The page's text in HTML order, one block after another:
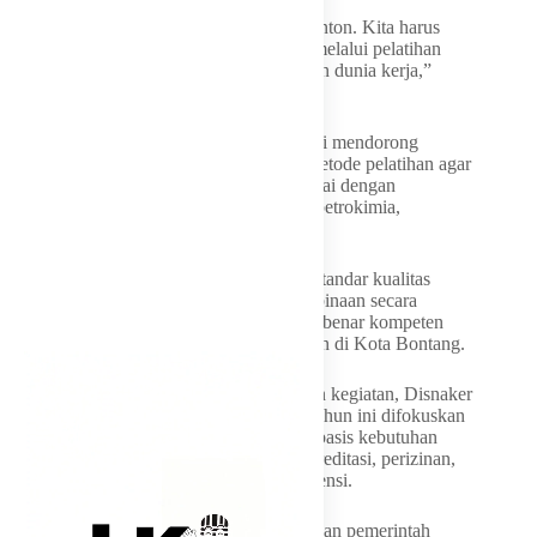
“Bontang tidak boleh hanya menjadi penonton. Kita harus
memastikan SDM lokal mampu bersaing melalui pelatihan
yang relevan, adaptif, dan sesuai kebutuhan dunia kerja,”
Melalui semangat Bontang Berbenah, Neni mendorong
seluruh LPKS untuk terus memperbarui metode pelatihan agar
lulusannya memiliki kompetensi yang sesuai dengan
kebutuhan sektor industri strategis seperti petrokimia,
Ia juga menekankan pentingnya menjaga standar kualitas
pelatihan, memanfaatkan momentum pembinaan secara
maksimal, serta memastikan lulusan benar-benar kompeten
agar mampu menekan angka pengangguran di Kota Bontang.
Sementara itu, melalui laporan pelaksanaan kegiatan, Disnaker
Bontang menegaskan bahwa pembinaan tahun ini difokuskan
pada peningkatan efektivitas pelatihan berbasis kebutuhan
pasar kerja (link and match), dukungan akreditasi, perizinan,
serta penguatan pelatihan berbasis kompetensi.
“Sinergi antara lembaga pelatihan swasta dan pemerintah